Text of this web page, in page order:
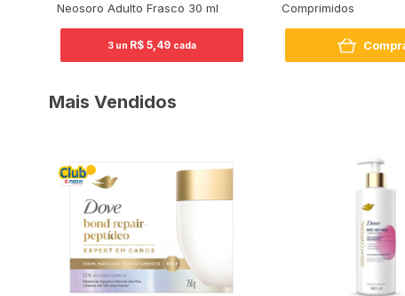
Neosoro Adulto Frasco 30 ml
3 un R$ 5,49 cada
Comprimidos
Mais Vendidos